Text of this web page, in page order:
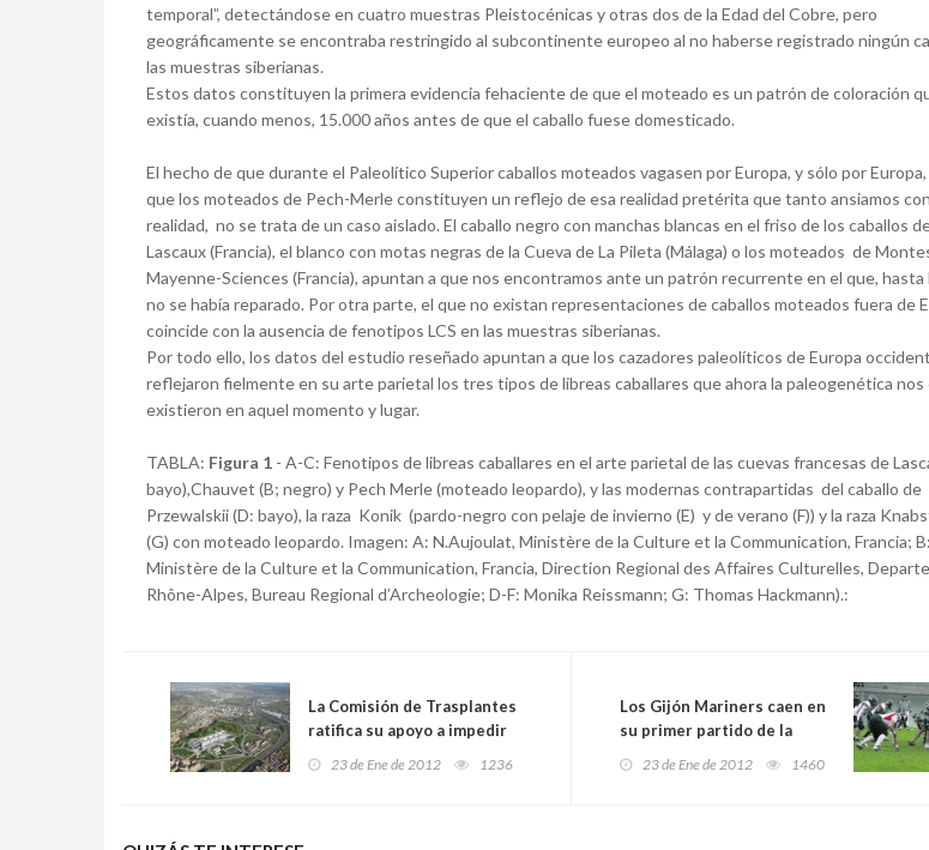
temporal”, detectándose en cuatro muestras Pleistocénicas y otras dos de la Edad del Cobre, pero
geográficamente se encontraba restringido al subcontinente europeo al no haberse registrado ningún
las muestras siberianas.
Estos datos constituyen la primera evidencia fehaciente de que el moteado es un patrón de coloración
existía, cuando menos, 15.000 años antes de que el caballo fuese domesticado.
El hecho de que durante el Paleolítico Superior caballos moteados vagasen por Europa, y sólo por
que los moteados de Pech-Merle constituyen un reflejo de esa realidad pretérita que tanto ansiamos
realidad, no se trata de un caso aislado. El caballo negro con manchas blancas en el friso de los caballos
Lascaux (Francia), el blanco con motas negras de la Cueva de La Pileta (Málaga) o los moteados de
Mayenne-Sciences (Francia), apuntan a que nos encontramos ante un patrón recurrente en el que, hasta
no se había reparado. Por otra parte, el que no existan representaciones de caballos moteados fuera de
coincide con la ausencia de fenotipos LCS en las muestras siberianas.
Por todo ello, los datos del estudio reseñado apuntan a que los cazadores paleolíticos de Europa
reflejaron fielmente en su arte parietal los tres tipos de libreas caballares que ahora la paleogenética nos
existieron en aquel momento y lugar.
TABLA: Figura 1 - A-C: Fenotipos de libreas caballares en el arte parietal de las cuevas francesas de
bayo),Chauvet (B; negro) y Pech Merle (moteado leopardo), y las modernas contrapartidas del caballo de
Przewalskii (D: bayo), la raza Konik (pardo-negro con pelaje de invierno (E) y de verano (F)) y la raza
(G) con moteado leopardo. Imagen: A: N.Aujoulat, Ministère de la Culture et la Communication, Francia; B:
Ministère de la Culture et la Communication, Francia, Direction Regional des Affaires Culturelles,
Rhône-Alpes, Bureau Regional d’Archeologie; D-F: Monika Reissmann; G: Thomas Hackmann).:
La Comisión de Trasplantes
ratifica su apoyo a impedir
las actuaciones de DKMS en
23 de Ene de 2012 1236
Los Gijón Mariners caen en
su primer partido de la
temporada
23 de Ene de 2012 1460